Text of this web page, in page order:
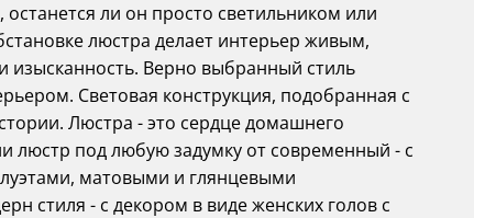
ли он просто светильником или
люстра делает интерьер живым,
изысканность. Верно выбранный стиль
Световая конструкция, подобранная с
Люстра - это сердце домашнего
люстр под любую задумку от современный - с
матовыми и глянцевыми
стиля - с декором в виде женских голов с